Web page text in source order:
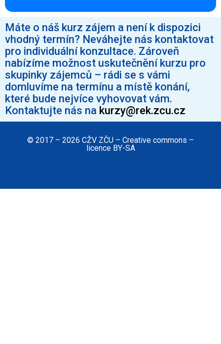
Máte o náš kurz zájem a není k dispozici
vhodný termín? Neváhejte nás kontaktovat
pro individuální konzultace. Zároveň
nabízíme možnost uskutečnění kurzu pro
skupinky zájemců – rádi se s vámi
domluvíme na termínu a místě konání,
které bude nejvíce vyhovovat vám.
Kontaktujte nás na kurzy@rek.zcu.cz
© 2017 – 2026 CŽV ZČU – Creative commons –
licence BY-SA